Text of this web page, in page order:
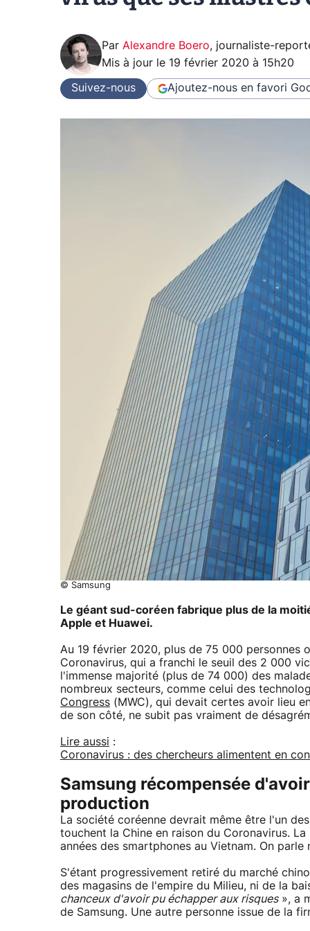
Par Alexandre Boero, journaliste-
Mis à jour le 19 février 2020 à 15h20
Suivez-nous Ajoutez-nous en favori
© Samsung
Le géant sud-coréen fabrique plus de la
Apple et Huawei.
Au 19 février 2020, plus de 75 000 personnes
Coronavirus, qui a franchi le seuil des 2 000
l'immense majorité (plus de 74 000) des
nombreux secteurs, comme celui des
Congress (MWC), qui devait certes avoir lieu
de son côté, ne subit pas vraiment de
Lire aussi :
Coronavirus : des chercheurs alimentent en
Samsung récompensée
production
La société coréenne devrait même être l'un
touchent la Chine en raison du Coronavirus.
années des smartphones au Vietnam. On
S'étant progressivement retiré du marché
des magasins de l'empire du Milieu, ni de la
chanceux d'avoir pu échapper aux risques», a
de Samsung. Une autre personne issue de la